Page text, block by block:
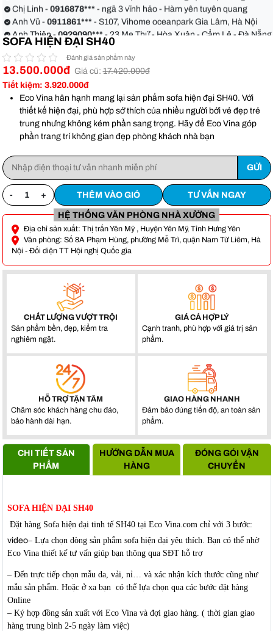
quận Bình Thạnh
Chị Linh - 0916878***
- ngã 3 vĩnh hảo - Hàm yên tuyên quang
Anh Vũ - 0911861*** - S107, Vihome oceanpark Gia Lâm, Hà Nội
Anh Thiện - 0929090*** - 23 Mẹ Thứ - Hòa Xuân - Cẩm Lệ - Đà Nẵng
Chị Hoa -0988068*** - 56 Nguyễn Khang, Cầu Giấy
Anh Việt -0349582***- Toà Moonlight An Lạc, Vân Canh Hoài Đức
Anh Hoàn -0904186*** - 155 xẹc 48 xô viết Nghệ tĩnh phường 17
quận Bình Thạnh
Chị Linh - 0916878***
Anh Vũ - 0911861*** - S107, Vihome oceanpark Gia Lâm, Hà Nội
SOFA HIỆN ĐẠI SH40
Đánh giá sản phẩm này
13.500.000đ Giá cũ:17.420.000đ
Tiết kiệm: 3.920.000đ
Eco Vina hân hạnh mang lại sản phẩm sofa hiện đại SH40. Với
thiết kế hiện đại, phù hợp sở thích của nhiều người bởi vẻ đẹp trẻ
trung nhưng không kém phần sang trọng. Hãy để Eco Vina góp
phần trang trí không gian đẹp phòng khách nhà bạn
- + THÊM VÀO GIỎ TƯ VẤN NGAY
HỆ THỐNG VĂN PHÒNG NHÀ XƯỞNG
Địa chỉ sản xuất: Thị trấn Yên Mỹ , Huyện Yên Mỹ, Tỉnh Hưng Yên
Văn phòng: Số 8A Phạm Hùng, phường Mễ Trì, quận Nam Từ Liêm, Hà
Nội - Đối diện TT Hội nghị Quốc gia
CHẤT LƯỢNG VƯỢT TRỘI
Sản phẩm bền, đẹp, kiểm tra
nghiêm ngặt.
GIÁ CẢ HỢP LÝ
Cạnh tranh, phù hợp với giá trị sản
phẩm.
HỖ TRỢ TẬN TÂM
Chăm sóc khách hàng chu đáo,
bảo hành dài hạn.
GIAO HÀNG NHANH
Đảm bảo đúng tiến độ, an toàn sản
phẩm.
CHI TIẾT SẢN
PHẨM
HƯỚNG DẪN MUA
HÀNG
ĐÓNG GÓI VẬN
CHUYỂN
SOFA HIỆN ĐẠI SH40
Đặt hàng Sofa hiện đại tinh tế SH40 tại Eco Vina.com chỉ với 3 bước:
video– Lựa chọn dòng sản phẩm sofa hiện đại yêu thích. Bạn có thể nhờ
Eco Vina thiết kế tư vấn giúp bạn thông qua SĐT hỗ trợ
– Đến trực tiếp chọn mẫu da, vải, nỉ… và xác nhận kích thước cũng như
mẫu sản phẩm. Hoặc ở xa bạn có thể lựa chọn qua các bước đặt hàng
Online
– Ký hợp đồng sản xuất với Eco Vina và đợi giao hàng. ( thời gian giao
hàng trung bình 2-5 ngày làm việc)